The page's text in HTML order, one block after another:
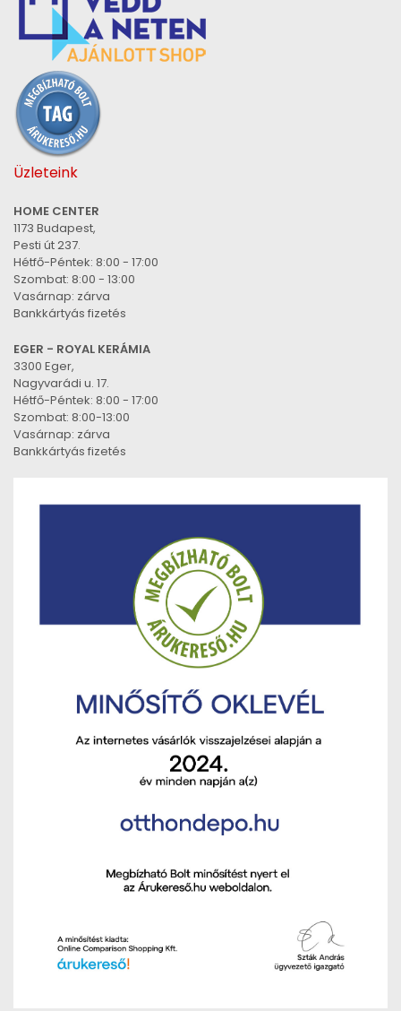
Üzleteink
HOME CENTER
1173 Budapest,
Pesti út 237.
Hétfő-Péntek: 8:00 - 17:00
Szombat: 8:00 - 13:00
Vasárnap: zárva
Bankkártyás fizetés
EGER - ROYAL KERÁMIA
3300 Eger,
Nagyvarádi u. 17.
Hétfő-Péntek: 8:00 - 17:00
Szombat: 8:00-13:00
Vasárnap: zárva
Bankkártyás fizetés